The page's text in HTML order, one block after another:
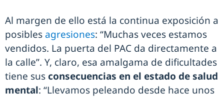
Al margen de ello está la continua exposición a
posibles agresiones: “Muchas veces estamos
vendidos. La puerta del PAC da directamente a
la calle”. Y, claro, esa amalgama de dificultades
tiene sus consecuencias en el estado de salud
mental: “Llevamos peleando desde hace unos